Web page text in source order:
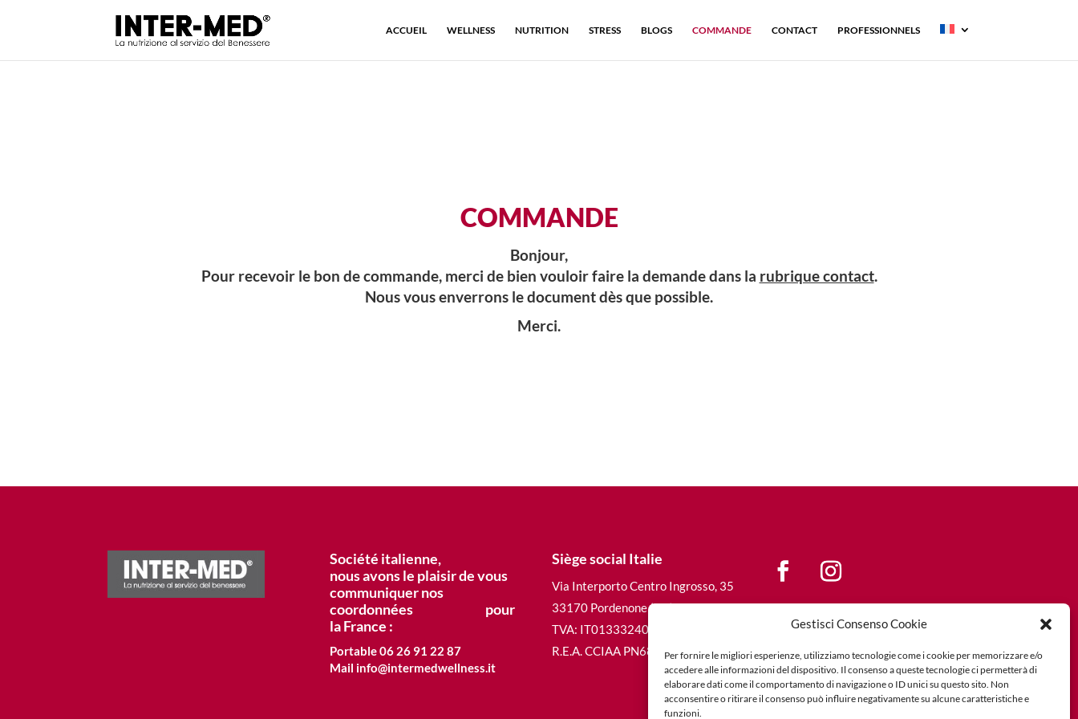
Gestisci Consenso Cookie
Per fornire le migliori esperienze, utilizziamo tecnologie come i cookie per memorizzare e/o
accedere alle informazioni del dispositivo. Il consenso a queste tecnologie ci permetterà di
elaborare dati come il comportamento di navigazione o ID unici su questo sito. Non
acconsentire o ritirare il consenso può influire negativamente su alcune caratteristiche e
funzioni.
ACCUEIL WELLNESS NUTRITION STRESS BLOGS COMMANDE CONTACT PROFESSIONNELS
COMMANDE
Bonjour,
Pour recevoir le bon de commande, merci de bien vouloir faire la demande dans la rubrique contact.
Nous vous enverrons le document dès que possible.
Merci.
Société italienne,
nous avons le plaisir de vous
communiquer nos
coordonnées pour
la France :
Portable 06 26 91 22 87
Mail info@intermedwellness.it
Siège social Italie
Via Interporto Centro Ingrosso, 35
33170 Pordenone (PN)
TVA: IT01333240933
R.E.A. CCIAA PN68692
Cookie Policy